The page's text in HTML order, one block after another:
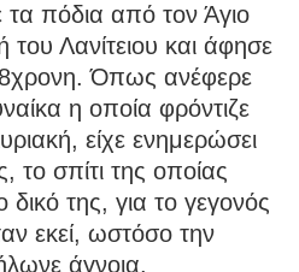
τα πόδια από τον Άγιο
του Λανίτειου και άφησε
8χρονη. Όπως ανέφερε
η οποία φρόντιζε
είχε ενημερώσει
το σπίτι της οποίας
της, για το γεγονός
εκεί, ωστόσο την
άγνοια.